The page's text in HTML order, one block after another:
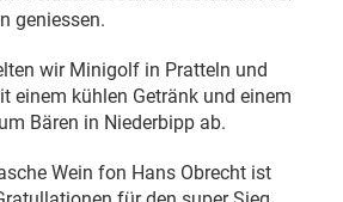
geniessen.
wir Minigolf in Pratteln und
einem kühlen Getränk und einem
Bären in Niederbipp ab.
Wein fon Hans Obrecht ist